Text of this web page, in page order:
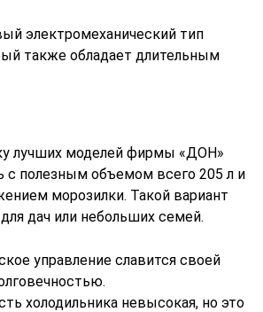
электромеханический тип
также обладает длительным
лучших моделей фирмы «ДОН»
с полезным объемом всего 205 л и
морозилки. Такой вариант
дач или небольших семей.
управление славится своей
холодильника невысокая, но это